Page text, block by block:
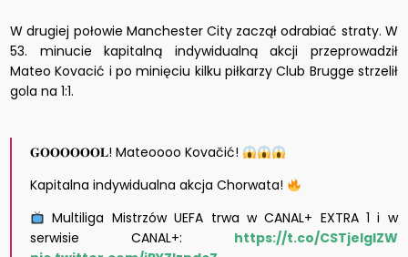
W drugiej połowie Manchester City zaczął odrabiać straty. W
53. minucie kapitalną indywidualną akcji przeprowadził
Mateo Kovacić i po minięciu kilku piłkarzy Club Brugge strzelił
gola na 1:1.
𝐆𝐎𝐎𝐎𝐎𝐎𝐎𝐋! Mateoooo Kovačić!
Kapitalna indywidualna akcja Chorwata!
Multiliga Mistrzów UEFA trwa w CANAL+ EXTRA 1 i w
serwisie CANAL+: https://t.co/CSTjelglZW